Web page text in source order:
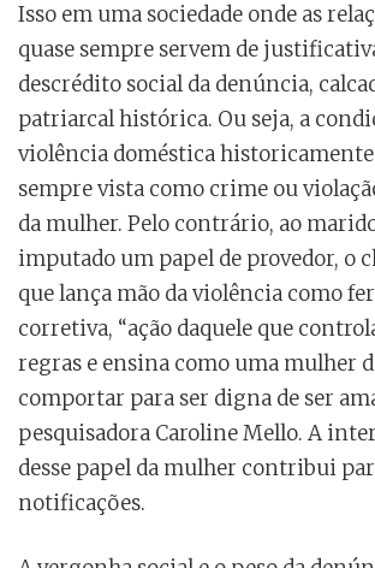
Isso em uma sociedade onde as
quase sempre servem de
descrédito social da denúncia,
patriarcal histórica. Ou seja, a
violência doméstica
sempre vista como crime ou
da mulher. Pelo contrário, ao
imputado um papel de provedor, o
que lança mão da violência como
corretiva, “ação daquele que
regras e ensina como uma mulher
comportar para ser digna de ser
pesquisadora Caroline Mello. A
desse papel da mulher contribui
notificações.